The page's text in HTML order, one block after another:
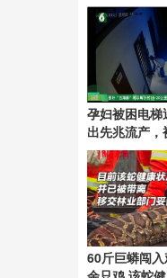
孕妇被困电梯
出先兆流产，
不力，管理方
及时按救援键
60斤巨蟒闯